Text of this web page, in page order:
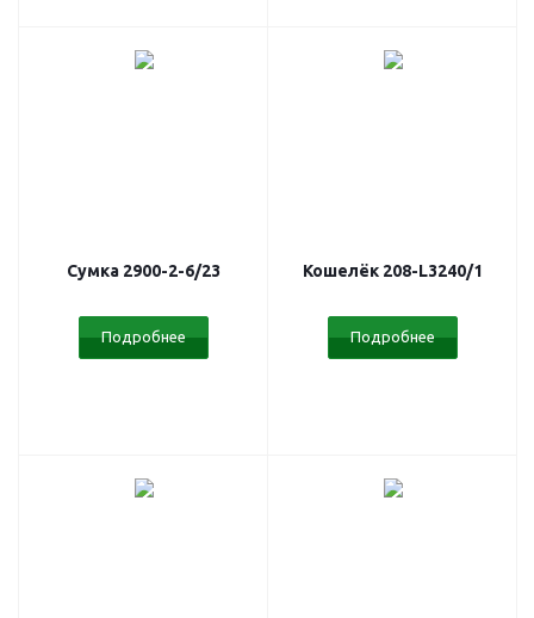
Сумка 2900-2-6/23
Подробнее
Кошелёк 208-L3240/1
Подробнее